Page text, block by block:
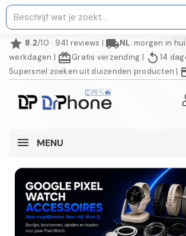
star 8.2/10 · 941 reviews | local_shippingNL: morgen in
werkdagen | redeemGratis verzending | replay 14
Supersnel zoeken uit duizenden producten |
MENU